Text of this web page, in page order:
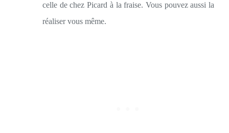
celle de chez Picard à la fraise. Vous pouvez aussi la
réaliser vous même.